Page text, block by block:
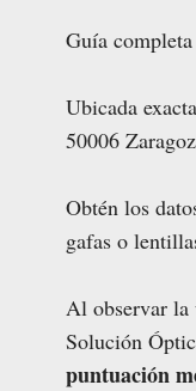
Guía
Ubicada
50006
Obtén los
gafas o
Al observar la
Solución
puntuación